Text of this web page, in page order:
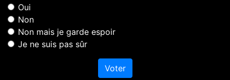
Oui
Non
Non mais je garde espoir
Je ne suis pas sûr
Voter